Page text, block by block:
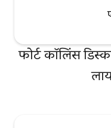
फोर्ट कॉलिंस